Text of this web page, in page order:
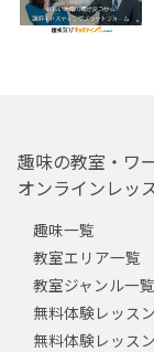
趣味の教室・ワ
オンラインレッ
趣味一覧
教室エリア一覧
教室ジャンル一覧
無料体験レッス
無料体験レッス